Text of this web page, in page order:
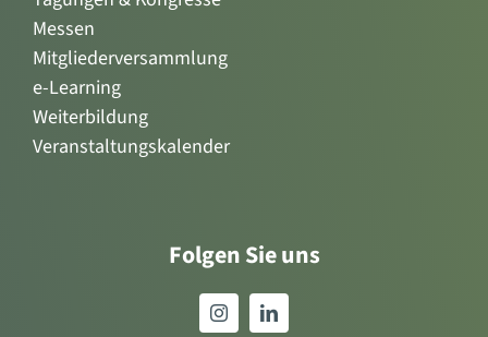
Messen
Mitgliederversammlung
e-Learning
Weiterbildung
Veranstaltungskalender
Folgen Sie uns